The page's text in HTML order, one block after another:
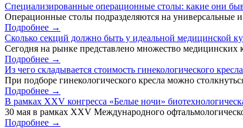
Специализированные операционные столы: какие они
Операционные столы подразделяются на универсальные
Подробнее →
Сколько секций должно быть у идеальной медицинской
Сегодня на рынке представлено множество
Подробнее →
Из чего складывается стоимость гинекологического
При подборе гинекологического кресла можно
Подробнее →
В рамках XXV конгресса «Белые ночи»
30 мая в рамках XXV Международного
Подробнее →